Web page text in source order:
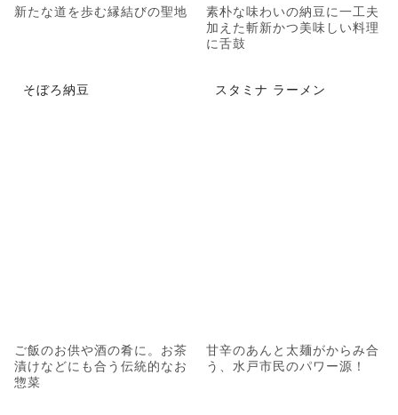
新たな道を歩む縁結びの聖地
素朴な味わいの納豆に一工夫
加えた斬新かつ美味しい料理
に舌鼓
そぼろ納豆
ご飯のお供や酒の肴に。お茶
漬けなどにも合う伝統的なお
惣菜
スタミナ ラーメン
甘辛のあんと太麺がからみ合
う、水戸市民のパワー源！